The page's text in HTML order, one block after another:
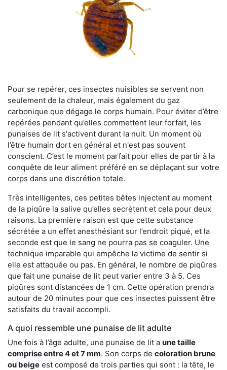
Pour se repérer, ces insectes nuisibles se servent non
seulement de la chaleur, mais également du gaz
carbonique que dégage le corps humain. Pour éviter d’être
repérées pendant qu’elles commettent leur forfait, les
punaises de lit s'activent durant la nuit. Un moment où
l’être humain dort en général et n'est pas souvent
conscient. C’est le moment parfait pour elles de partir à la
conquête de leur aliment préféré en se déplaçant sur votre
corps dans une discrétion totale.
Très intelligentes, ces petites bêtes injectent au moment
de la piqûre la salive qu’elles secrètent et cela pour deux
raisons. La première raison est que cette substance
sécrétée a un effet anesthésiant sur l’endroit piqué, et la
seconde est que le sang ne pourra pas se coaguler. Une
technique imparable qui empêche la victime de sentir si
elle est attaquée ou pas. En général, le nombre de piqûres
que fait une punaise de lit peut varier entre 3 à 5. Ces
piqûres sont distancées de 1 cm. Cette opération prendra
autour de 20 minutes pour que ces insectes puissent être
satisfaits du travail accompli.
A quoi ressemble une punaise de lit adulte
Une fois à l’âge adulte, une punaise de lit a une taille
comprise entre 4 et 7 mm. Son corps de coloration brune
ou beige est composé de trois parties qui sont : la tête, le